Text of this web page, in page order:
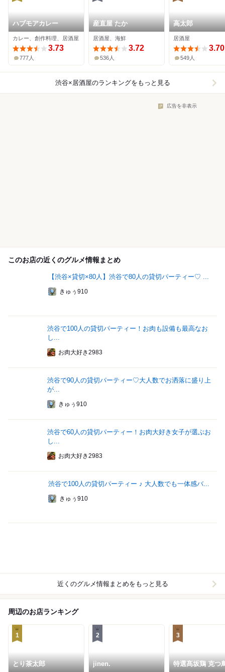
ハブモアカレー
カレー、創作料理、居酒屋
3.73
777人
産直屋 たか
居酒屋、海鮮
3.72
536人
高太郎
居酒屋
3.70
549人
渋谷×居酒屋のランキングをもっと見る
広告を非表示
このお店の近くのグルメ情報まとめ
【渋谷×貸切×80人】渋谷で80人の貸切パーティー♡ ...
きゅぅ910
渋谷で100人の貸切パーティー！お肉も設備も最高なお
し...
お肉大好き2983
渋谷で90人の貸切パーティー♡大人数でお洒落に盛り上
が...
きゅぅ910
渋谷で60人の貸切パーティー！お肉大好き女子が選ぶお
し...
お肉大好き2983
渋谷で100人の貸切パーティー ♪ 大人数でも一体感バ...
きゅぅ910
近くのグルメ情報まとめをもっと見る
周辺のお店ランキング
1
とり茶太郎
2
jinen.
3
特選髙坂鶏 克つ